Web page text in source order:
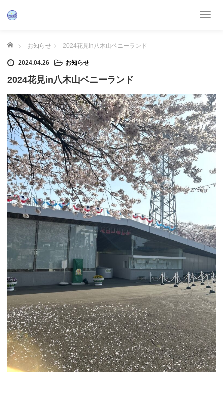
T
a
v
i
g
a
t
ホーム お知らせ 2024花見in八木山ベニーランド
2024.04.26 お知らせ
2024花見in八木山ベニーランド